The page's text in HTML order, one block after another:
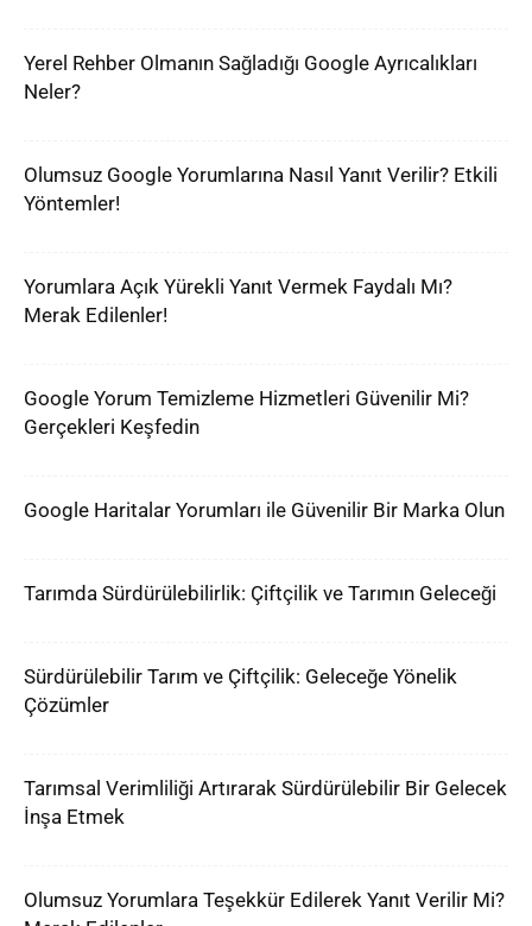
Yerel Rehber Olmanın Sağladığı Google Ayrıcalıkları
Neler?
Olumsuz Google Yorumlarına Nasıl Yanıt Verilir? Etkili
Yöntemler!
Yorumlara Açık Yürekli Yanıt Vermek Faydalı Mı?
Merak Edilenler!
Google Yorum Temizleme Hizmetleri Güvenilir Mi?
Gerçekleri Keşfedin
Google Haritalar Yorumları ile Güvenilir Bir Marka Olun
Tarımda Sürdürülebilirlik: Çiftçilik ve Tarımın Geleceği
Sürdürülebilir Tarım ve Çiftçilik: Geleceğe Yönelik
Çözümler
Tarımsal Verimliliği Artırarak Sürdürülebilir Bir Gelecek
İnşa Etmek
Olumsuz Yorumlara Teşekkür Edilerek Yanıt Verilir Mi?